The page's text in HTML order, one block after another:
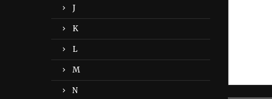
J
K
L
M
N